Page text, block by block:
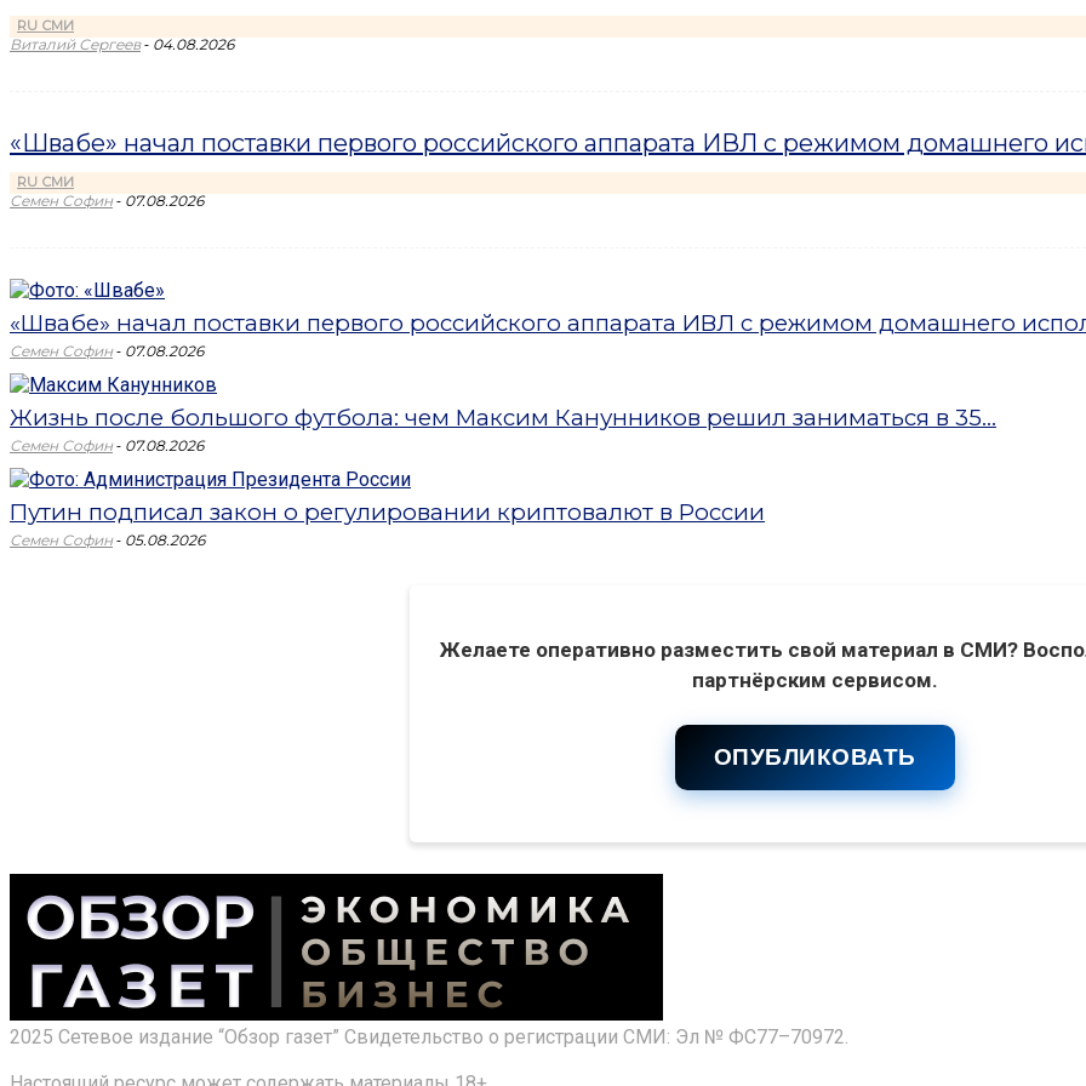
RU СМИ
Виталий Сергеев - 04.08.2026
«Швабе» начал поставки первого российского аппарата ИВЛ с режимом домашнего
RU СМИ
Семен Софин - 07.08.2026
«Швабе» начал поставки первого российского аппарата ИВЛ с режимом домашнего
Семен Софин - 07.08.2026
Жизнь после большого футбола: чем Максим Канунников решил заниматься в 35...
Семен Софин - 07.08.2026
Путин подписал закон о регулировании криптовалют в России
Семен Софин - 05.08.2026
Желаете оперативно разместить свой материал в СМИ?
партнёрским сервисом.
ОПУБЛИКОВАТЬ
2025 Сетевое издание “Обзор газет” Свидетельство о регистрации СМИ: Эл № ФС77–70972.